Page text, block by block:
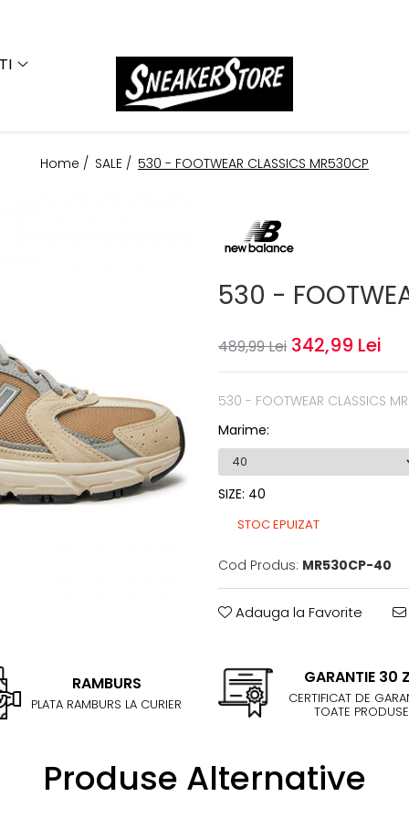
Home / SALE / 530 - FOOTWEAR CLASSICS MR530CP
530 -
489,99 Lei 342,99 Lei
530 - FOOTWEAR CLASSICS
Marime:
SIZE: 40
STOC EPUIZAT
Cod Produs: MR530CP-40
Adauga la Favorite
RAMBURS
PLATA RAMBURS LA CURIER
GARANTIE 30
CERTIFICAT DE
TOATE
Produse Alternative